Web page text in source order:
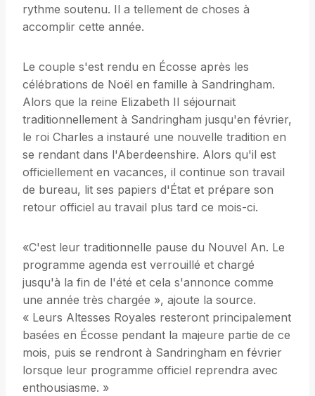
rythme soutenu. Il a tellement de choses à
accomplir cette année.
Le couple s'est rendu en Écosse après les
célébrations de Noël en famille à Sandringham.
Alors que la reine Elizabeth II séjournait
traditionnellement à Sandringham jusqu'en février,
le roi Charles a instauré une nouvelle tradition en
se rendant dans l'Aberdeenshire. Alors qu'il est
officiellement en vacances, il continue son travail
de bureau, lit ses papiers d'État et prépare son
retour officiel au travail plus tard ce mois-ci.
«C'est leur traditionnelle pause du Nouvel An. Le
programme agenda est verrouillé et chargé
jusqu'à la fin de l'été et cela s'annonce comme
une année très chargée », ajoute la source.
« Leurs Altesses Royales resteront principalement
basées en Écosse pendant la majeure partie de ce
mois, puis se rendront à Sandringham en février
lorsque leur programme officiel reprendra avec
enthousiasme. »